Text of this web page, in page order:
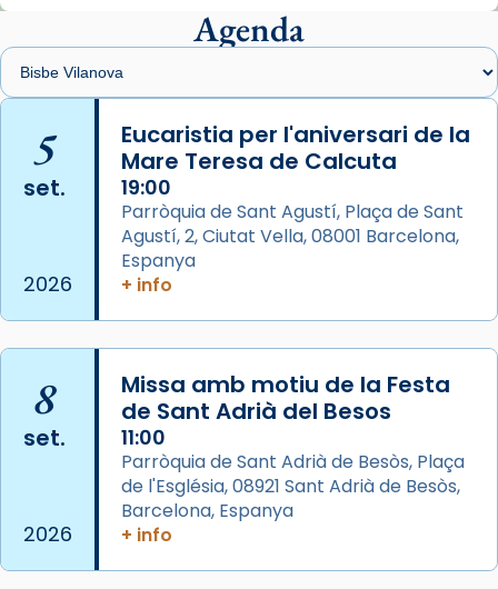
presidit aquest 27 de juliol la missa de Les
Santes de Mataró.
🔗
📸 J. Merino
Photo
View on Facebook ·
Arquebisbat de Barcelona
de Barcelona.
2 weeks ago
comitè organitzador de la visita apostòlica
del Sant Pare Lleó XIV a Barcelona, i als
col·laboradors, a la Catedral de Barcelona.
L’arquebisbe de Barcelona, el cardenal Joan
Josep Omella, ha presidit la missa i l’ha
concelebrat el bisbe auxiliar de Barcelona,
Mons. David Abadías.
Agenda
5
set.
2026
Eucaristia per l'aniversari de la
Mare Teresa de Calcuta
19:00
Parròquia de Sant Agustí, Plaça de Sant
Agustí, 2, Ciutat Vella, 08001 Barcelona,
Espanya
+ info
8
set.
2026
Missa amb motiu de la Festa
de Sant Adrià del Besos
11:00
Parròquia de Sant Adrià de Besòs, Plaça
de l'Església, 08921 Sant Adrià de Besòs,
Barcelona, Espanya
+ info